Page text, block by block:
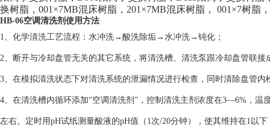
换树脂，001×7MB混床树脂，201×7MB混床树脂， 001×7树脂
HB-06空调清洗剂使用方法
1、化学清洗工艺流程：水冲洗→酸洗除垢→水冲洗→钝化；
2、断开与冷却盘管无关的其它系统，将清洗槽、清洗泵跟冷却盘管联接
3、在模拟清洗状态下对清洗系统的泄漏情况进行检查，同时清除盘管
4、在清洗槽内循环添加“空调清洗剂”，控制清洗主剂浓度在3—6%，
左右。定时用pH试纸测量酸液的pH值（1次/20分钟），使其维持在1以